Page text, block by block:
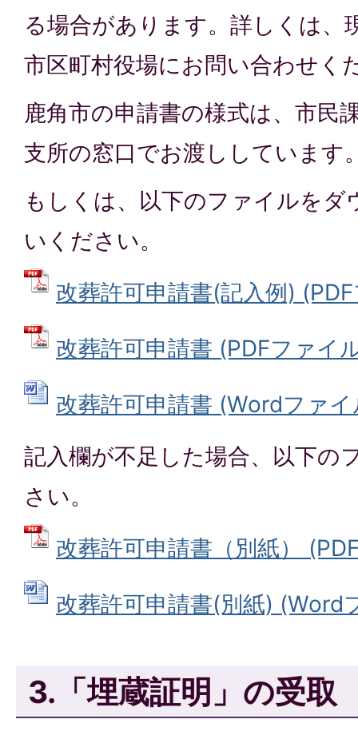
る場合があります。詳しくは、
市区町村役場にお問い合わせく
鹿角市の申請書の様式は、市民
支所の窓口でお渡ししています
もしくは、以下のファイルをダ
いください。
改葬許可申請書(記入例)
改葬許可申請書 (PDFファイ
改葬許可申請書 (Wordファ
記入欄が不足した場合、以下の
さい。
改葬許可申請書（別紙）
改葬許可申請書(別紙) (Word
3.「埋蔵証明」の受取